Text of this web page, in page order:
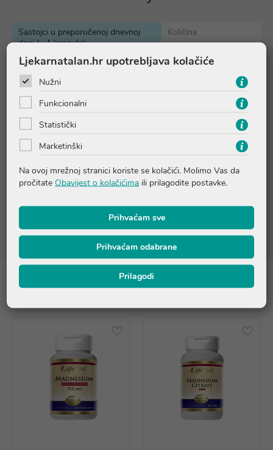
Sastojci u preporučenoj dnevnoj
dozi (= 1 kapsula):
Količina
betain
495 mg
pepsin
*PU = preporučeni dnevni unos
Sastojci:
kapsula biljnog porijekla, emulgator: celuloza, tvar protiv
točan sastav na pakiranju ili nas kontaktirajte na
Proizvodi iz iste linije
Ljekarnatalan.hr upotrebljava kolačiće
Nužni
Funkcionalni
Statistički
Marketinški
Na ovoj mrežnoj stranici koriste se kolačići. Molimo Vas da
pročitate Obavijest o kolačićima ili prilagodite postavke.
Prihvaćam sve
Prihvaćam odabrane
Prilagodi